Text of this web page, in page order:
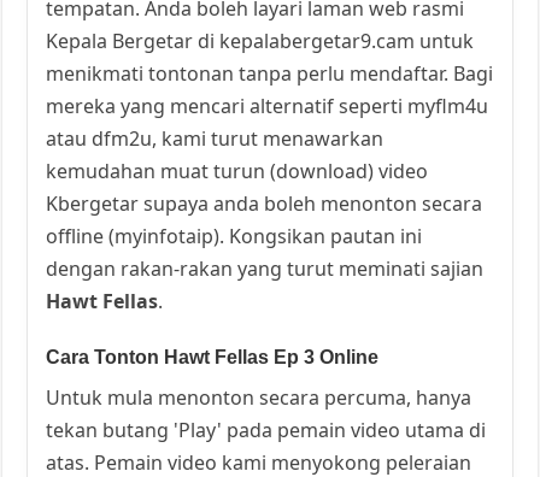
tempatan. Anda boleh layari laman web rasmi
Kepala Bergetar di kepalabergetar9.cam untuk
menikmati tontonan tanpa perlu mendaftar. Bagi
mereka yang mencari alternatif seperti myflm4u
atau dfm2u, kami turut menawarkan
kemudahan muat turun (download) video
Kbergetar supaya anda boleh menonton secara
offline (myinfotaip). Kongsikan pautan ini
dengan rakan-rakan yang turut meminati sajian
Hawt Fellas.
Cara Tonton Hawt Fellas Ep 3 Online
Untuk mula menonton secara percuma, hanya
tekan butang 'Play' pada pemain video utama di
atas. Pemain video kami menyokong peleraian